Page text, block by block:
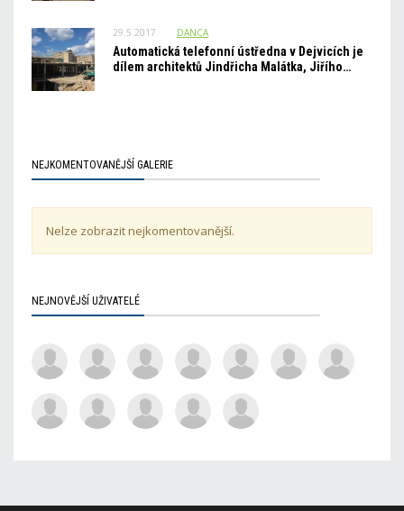
29.5.2017 DANCA
Automatická telefonní ústředna v Dejvicích je
dílem architektů Jindřicha Malátka, Jiřího…
NEJKOMENTOVANĚJŠÍ GALERIE
Nelze zobrazit nejkomentovanější.
NEJNOVĚJŠÍ UŽIVATELÉ